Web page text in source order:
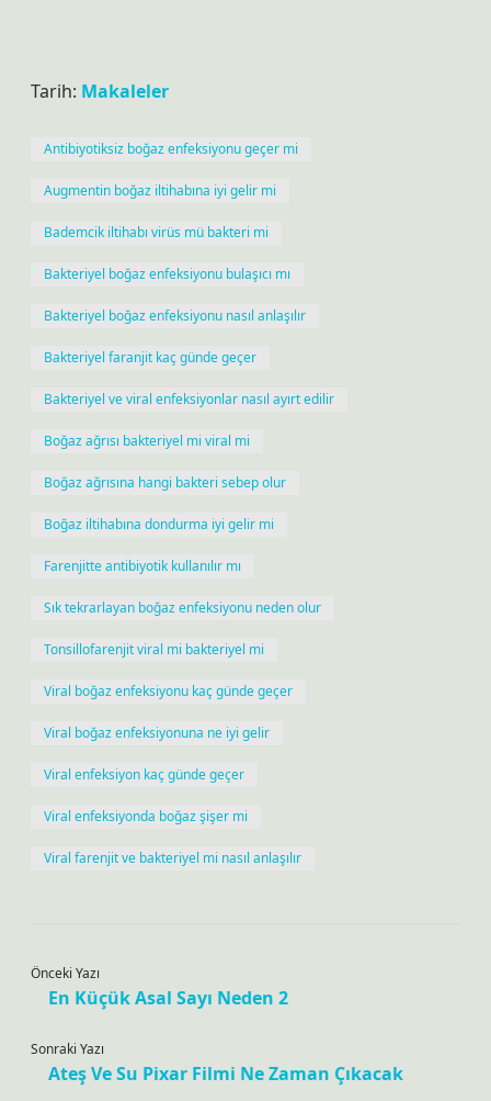
Tarih: Makaleler
Antibiyotiksiz boğaz enfeksiyonu geçer mi
Augmentin boğaz iltihabına iyi gelir mi
Bademcik iltihabı virüs mü bakteri mi
Bakteriyel boğaz enfeksiyonu bulaşıcı mı
Bakteriyel boğaz enfeksiyonu nasıl anlaşılır
Bakteriyel faranjit kaç günde geçer
Bakteriyel ve viral enfeksiyonlar nasıl ayırt edilir
Boğaz ağrısı bakteriyel mi viral mi
Boğaz ağrısına hangi bakteri sebep olur
Boğaz iltihabına dondurma iyi gelir mi
Farenjitte antibiyotik kullanılır mı
Sık tekrarlayan boğaz enfeksiyonu neden olur
Tonsillofarenjit viral mi bakteriyel mi
Viral boğaz enfeksiyonu kaç günde geçer
Viral boğaz enfeksiyonuna ne iyi gelir
Viral enfeksiyon kaç günde geçer
Viral enfeksiyonda boğaz şişer mi
Viral farenjit ve bakteriyel mi nasıl anlaşılır
Önceki Yazı
En Küçük Asal Sayı Neden 2
Sonraki Yazı
Ateş Ve Su Pixar Filmi Ne Zaman Çıkacak